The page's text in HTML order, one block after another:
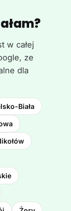
w całej
ze
dla
Biała